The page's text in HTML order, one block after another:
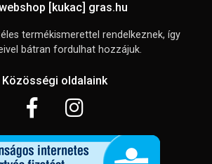
[kukac] gras.hu
termékismerettel rendelkeznek, így
bátran fordulhat hozzájuk.
Közösségi oldalaink